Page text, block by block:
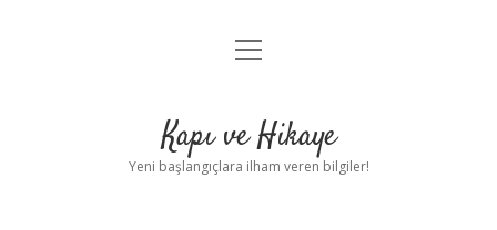
Anasayfa
Yasal Uyarı
menüyü
Kapı ve Hikaye
Yeni başlangıçlara ilham veren bilgiler!